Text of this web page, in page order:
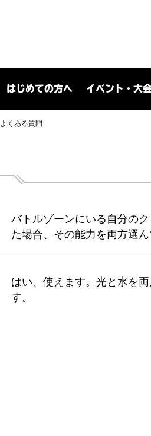
はじめての方へ イベント・大
よくある質問
バトルゾーンにいる自分の
た場合、その能力を両方選
はい、使えます。光と水を
す。